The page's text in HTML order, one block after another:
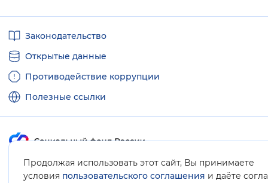
Продолжая использовать этот сайт, Вы принимаете
условия пользовательского соглашения и даёте
ссылкиЗаконодательство
Открытые данные
Противодействие коррупции
Полезные ссылки
Карта сайта